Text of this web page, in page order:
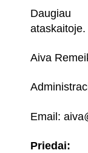
Daugiau
ataskaitoje.
Aiva
Email:
Priedai: